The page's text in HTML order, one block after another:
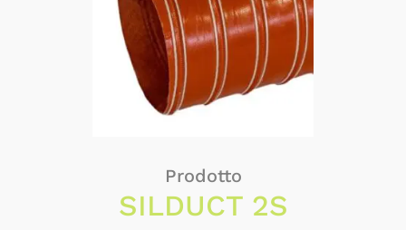
Prodotto
SILDUCT 2S